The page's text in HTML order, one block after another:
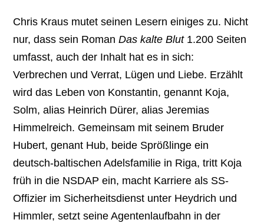
Chris Kraus mutet seinen Lesern einiges zu. Nicht
nur, dass sein RomanDas kalte Blut 1.200 Seiten
umfasst, auch der Inhalt hat es in sich:
Verbrechen und Verrat, Lügen und Liebe. Erzählt
wird das Leben von Konstantin, genannt Koja,
Solm, alias Heinrich Dürer, alias Jeremias
Himmelreich. Gemeinsam mit seinem Bruder
Hubert, genant Hub, beide Sprößlinge ein
deutsch-baltischen Adelsfamilie in Riga, tritt Koja
früh in die NSDAP ein, macht Karriere als SS-
Offizier im Sicherheitsdienst unter Heydrich und
Himmler, setzt seine Agentenlaufbahn in der